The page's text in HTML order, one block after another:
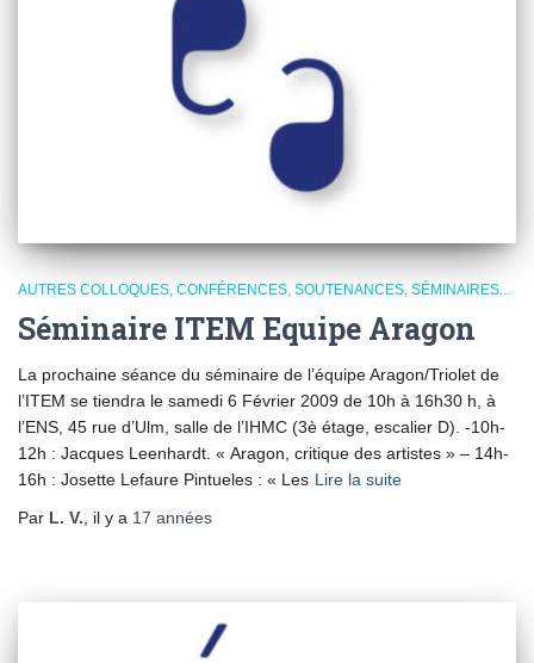
AUTRES COLLOQUES, CONFÉRENCES, SOUTENANCES, SÉMINAIRES...
Séminaire ITEM Equipe Aragon
La prochaine séance du séminaire de l’équipe Aragon/Triolet de
l’ITEM se tiendra le samedi 6 Février 2009 de 10h à 16h30 h, à
l’ENS, 45 rue d’Ulm, salle de l’IHMC (3è étage, escalier D). -10h-
12h : Jacques Leenhardt. « Aragon, critique des artistes » – 14h-
16h : Josette Lefaure Pintueles : « Les Lire la suite
Par L. V., il y a 17 années